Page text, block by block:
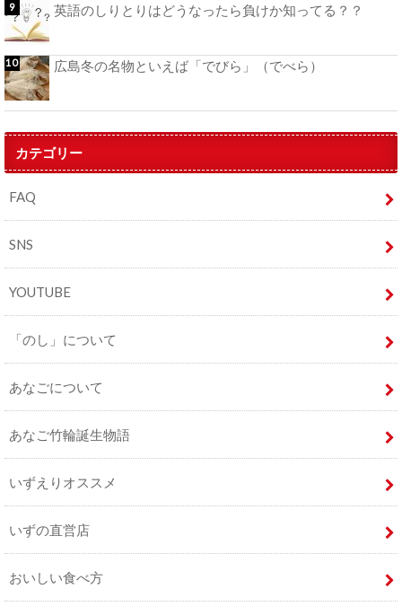
英語のしりとりはどうなったら負けか知ってる？？
広島冬の名物といえば「でびら」（でべら）
カテゴリー
FAQ
SNS
YOUTUBE
「のし」について
あなごについて
あなご竹輪誕生物語
いずえりオススメ
いずの直営店
おいしい食べ方